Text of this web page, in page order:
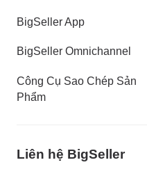
BigSeller App
BigSeller Omnichannel
Công Cụ Sao Chép Sản
Phẩm
Liên hệ BigSeller